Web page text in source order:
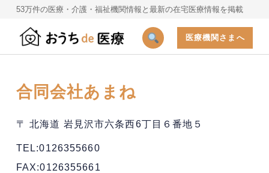
53万件の医療・介護・福祉機関情報と最新の在宅医療情報を掲載
医療機関さまへ
合同会社あまね
〒 北海道 岩見沢市六条西6丁目６番地５
TEL:0126355660
FAX:0126355661